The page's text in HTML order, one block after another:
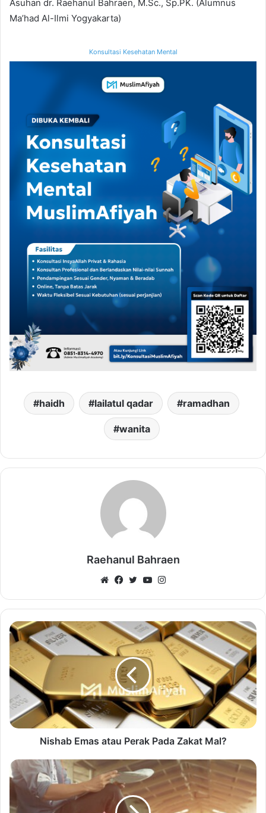
Asuhan dr. Raehanul Bahraen, M.Sc., Sp.PK. (Alumnus
Ma’had Al-Ilmi Yogyakarta)
Konsultasi Kesehatan Mental
haidh lailatul qadar ramadhan
wanita
Raehanul Bahraen
WebsiteFacebook
TwitterYouTube
Nishab Emas atau Perak Pada Zakat Mal?